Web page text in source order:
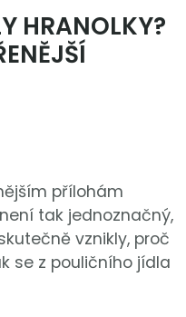
HRANOLKY?
přílohám
tak jednoznačný,
vznikly, proč
se z pouličního jídla